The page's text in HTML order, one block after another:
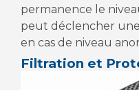
permanence le
peut déclencher
en cas de niveau
Filtration et